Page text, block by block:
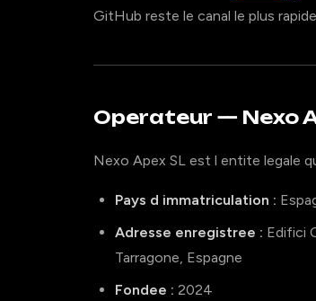
GitHub reste le canal le plus
Operateur — Nexo
Nexo Apex SL est l entite legale
Pays d immatriculation :
Adresse enregistree : Edifici
Tarragone, Espagne
Fondee : 2024